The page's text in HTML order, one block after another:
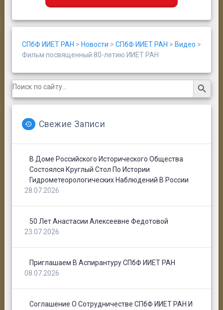
СПбФ ИИЕТ РАН > Новости > СПбФ ИИЕТ РАН > Видео >
Фильм посвященный 80-летию ИИЕТ РАН
Search
for:
Search Button
Свежие Записи
В Доме Российского Исторического Общества
Состоялся Круглый Стол По Истории
Гидрометеорологических Наблюдений В России
28.07.2026
50 Лет Анастасии Алексеевне Федотовой
23.07.2026
Приглашаем В Аспирантуру СПбФ ИИЕТ РАН
08.07.2026
Соглашение О Сотрудничестве СПбФ ИИЕТ РАН И